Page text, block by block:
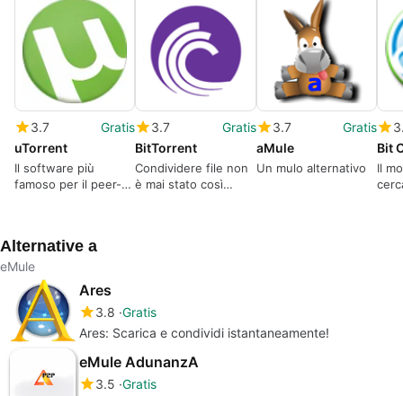
3.7
Gratis
uTorrent
Il software più
famoso per il peer-
3.7
Gratis
BitTorrent
Condividere file non
è mai stato così
3.7
Gratis
aMule
Un mulo alternativo
Bit
Il
Alternative a
eMule
Ares
3.8 Gratis
Ares: Scarica e condividi istantaneamente!
eMule AdunanzA
3.5 Gratis